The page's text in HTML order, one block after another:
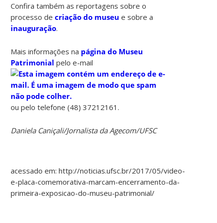
Confira também as reportagens sobre o
processo decriação do museu e sobre a
inauguração.
Mais informações na página do Museu
Patrimonial pelo e-mail
ou pelo telefone (48) 37212161.
Daniela Caniçali/Jornalista da Agecom/UFSC
acessado em: http://noticias.ufsc.br/2017/05/video-
e-placa-comemorativa-marcam-encerramento-da-
primeira-exposicao-do-museu-patrimonial/